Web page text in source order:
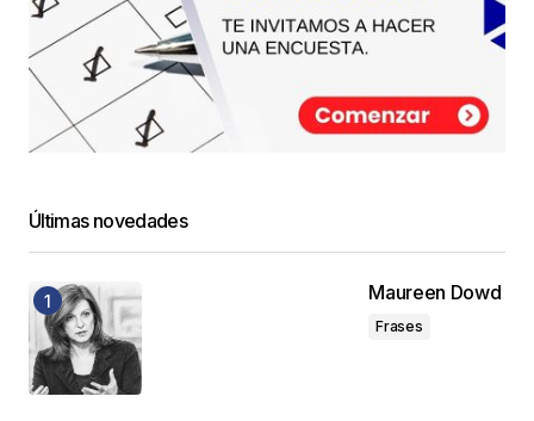
Últimas novedades
Maureen Dowd
Frases